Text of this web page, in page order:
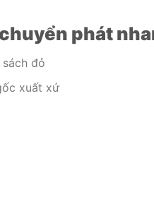
phát
đỏ
xuất xứ